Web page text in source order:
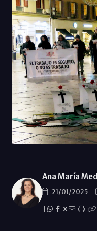
Ana María
21/01/2025
X